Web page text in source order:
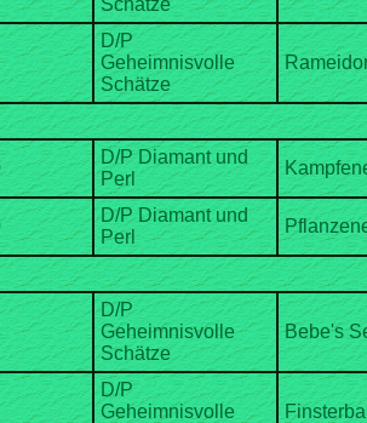
D/P
Geheimnisvolle
D/P Diamant und
D/P Diamant und
D/P
Geheimnisvolle
D/P
Geheimnisvolle